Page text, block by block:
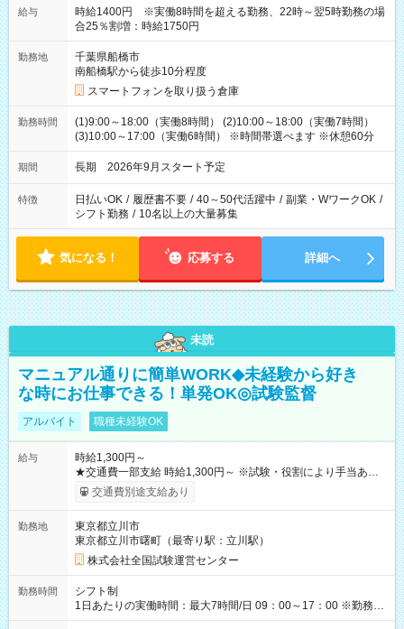
給与
時給1400円 ※実働8時間を超える勤務、22時～翌5時勤務の場
合25％割増：時給1750円
勤務地
千葉県船橋市
南船橋駅から徒歩10分程度
スマートフォンを取り扱う倉庫
勤務時間
(1)9:00～18:00（実働8時間） (2)10:00～18:00（実働7時間）
(3)10:00～17:00（実働6時間） ※時間帯選べます ※休憩60分
期間 長期 2026年9月スタート予定
特徴 日払いOK / 履歴書不要 / 40～50代活躍中 / 副業・WワークOK /
シフト勤務 / 10名以上の大量募集
気になる！ 応募する 詳細へ
未読
マニュアル通りに簡単WORK◆未経験から好き
な時にお仕事できる！単発OK◎試験監督
アルバイト 職種未経験OK
給与
時給1,300円～
★交通費一部支給 時給1,300円～ ※試験・役割により手当あり
※勤務回数により昇給あり 【即給（前払い）オプションあ
り！】 希望される場合、勤務から1週間ほどで給与の一部を受け
例】 ・河合塾模擬試験 8:30～17:30（休憩1時間） 時給1,300円
×8時間＝日収10,400円＋交通費 ※当日の役割により時給＋100
円の場合あり ・国家試験 7:00～13:30（休憩なし） 時給1,300
円（役割手当＋100円）×6時間＝日収8,400円＋交通費 【試用期
間】試用期間なし
交通費別途支給あり
勤務地
東京都立川市
東京都立川市曙町（最寄り駅：立川駅）
株式会社全国試験運営センター
勤務時間
シフト制
1日あたりの実働時間：最大7時間/日 09：00～17：00 ※勤務時
間は 試験により異なります。